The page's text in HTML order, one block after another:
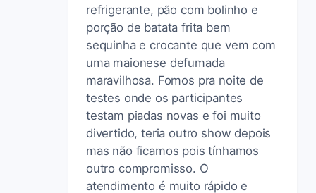
refrigerante, pão com bolinho e
porção de batata frita bem
sequinha e crocante que vem com
uma maionese defumada
maravilhosa. Fomos pra noite de
testes onde os participantes
testam piadas novas e foi muito
divertido, teria outro show depois
mas não ficamos pois tínhamos
outro compromisso. O
atendimento é muito rápido e